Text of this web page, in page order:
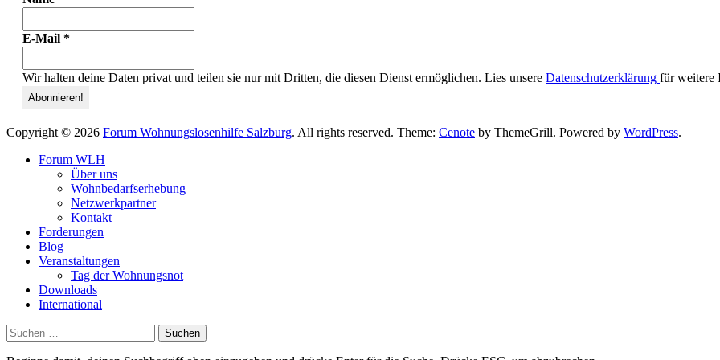
E-Mail *
Wir halten deine Daten privat und teilen sie nur mit Dritten, die diesen Dienst ermöglichen. Lies unsere Datenschutzerklärung für weitere
Copyright © 2026 Forum Wohnungslosenhilfe Salzburg. All rights reserved. Theme: Cenote by ThemeGrill. Powered by WordPress.
Forum WLH
Über uns
Wohnbedarfserhebung
Netzwerkpartner
Kontakt
Forderungen
Blog
Veranstaltungen
Tag der Wohnungsnot
Downloads
International
Suchen
nach: